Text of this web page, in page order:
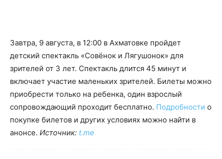
Завтра, 9 августа, в 12:00 в Ахматовке пройдет
детский спектакль «Совёнок и Лягушонок» для
зрителей от 3 лет. Спектакль длится 45 минут и
включает участие маленьких зрителей. Билеты можно
приобрести только на ребенка, один взрослый
сопровождающий проходит бесплатно. Подробности о
покупке билетов и других условиях можно найти в
анонсе. Источник: t.me